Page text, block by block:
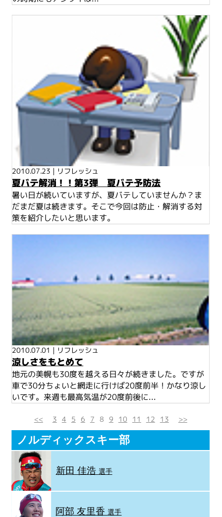
2010.07.23 | リフレッシュ
夏バテ解消！！第3弾 夏バテ予防法
暑い日が続いていますが、夏バテしていませんか？ま
だまだ夏は続きます。そこで今回は防止・解消する対
策を紹介したいと思います。
2010.07.01 | リフレッシュ
涼しさをもとめて
地元の美幌も30度を越える日々が続きました。ですが
車で30分ちょいと網走に行けば20度前半！かなり涼し
いです。来週も最高気温が20度前後に...
<< 3 4 5 6 7 8 9 10 11 12 13 >>
ノルディックスキー部
新田 佳浩 選手
阿部 友里香選手